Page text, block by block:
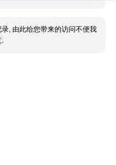
, 由此给您带来的访问不便我
.